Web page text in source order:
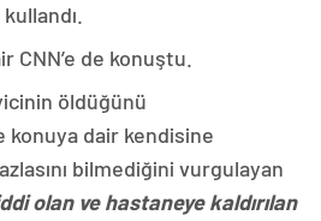
CNN’e de konuştu.
öldüğünü
konuya dair kendisine
bilmediğini vurgulayan
olan ve hastaneye kaldırılan